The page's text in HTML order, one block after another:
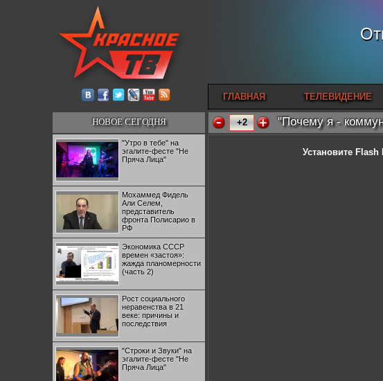
ГЛАВНАЯ ТЕЛЕВИДЕНИЕ
НОВОЕ СЕГОДНЯ
"Утро в тебе" на
эгалите-фесте "Не
Пряча Лица"
Мохаммед Фидель
Али Селем,
представитель
фронта Полисарио в
РФ
Экономика СССР
времен «застоя»:
жажда планомерности
(часть 2)
Рост социального
неравенства в 21
веке: причины и
последствия
"Строки и Звуки" на
эгалите-фесте "Не
Пряча Лица"
+2 "Почему я -
Установите Flash